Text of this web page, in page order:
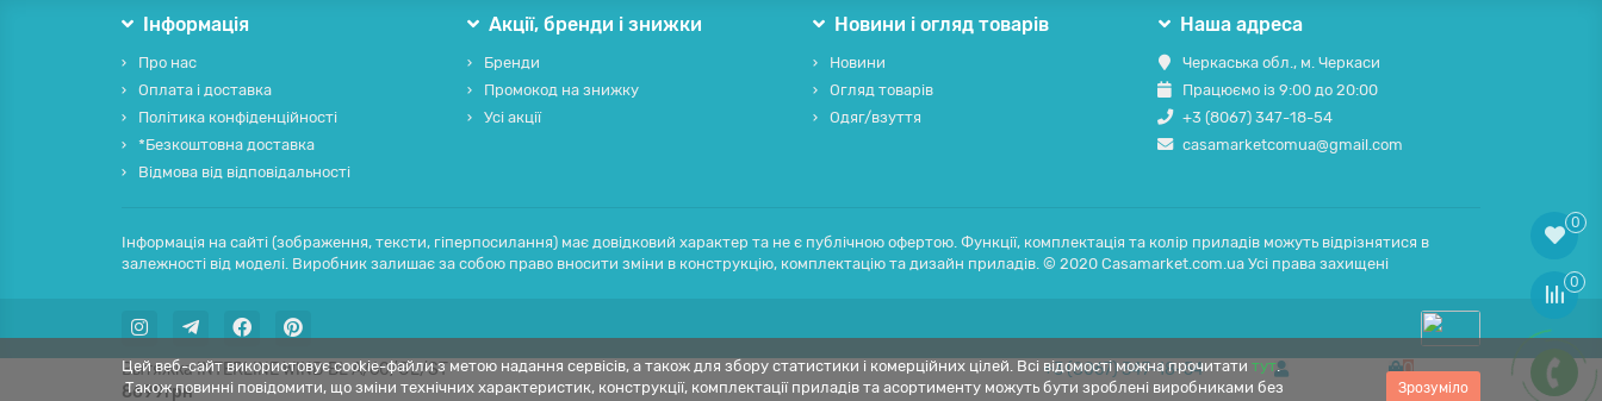
Цей веб-сайт використовує cookie-файли з метою надання сервісів, а також для збору статистики і комерційних цілей. Всі відомості можна прочитати тут.
Також повинні повідомити, що зміни технічних характеристик, конструкції, комплектації приладів та асортименту можуть бути зроблені виробниками без
Зрозуміло
Інформація
Про нас
Оплата і доставка
Політика конфіденційності
*Безкоштовна доставка
Відмова від відповідальності
Акції, бренди і знижки
Бренди
Промокод на знижку
Усі акції
Новини і огляд товарів
Новини
Огляд товарів
Одяг/взуття
Наша адреса
Черкаська обл., м. Черкаси
Працюємо із 9:00 до 20:00
+3 (8067) 347-18-54
casamarketcomua@gmail.com
Інформація на сайті (зображення, тексти, гіперпосилання) має довідковий характер та не є публічною офертою. Функції, комплектація та колір приладів можуть відрізнятися в
залежності від моделі. Виробник залишає за собою право вносити зміни в конструкцію, комплектацію та дизайн приладів. © 2020 Casamarket.com.ua Усі права захищені
0
0
Вытяжка INTERLINE WIND BL A/60/GL/ST
8699грн
+3 (8067) 347-18-54 0